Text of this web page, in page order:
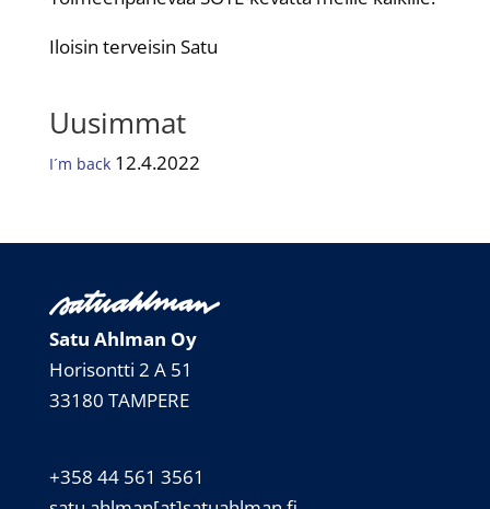
Iloisin terveisin Satu
Uusimmat
I´m back12.4.2022
Satu Ahlman Oy
Horisontti 2 A 51
33180 TAMPERE
+358 44 561 3561